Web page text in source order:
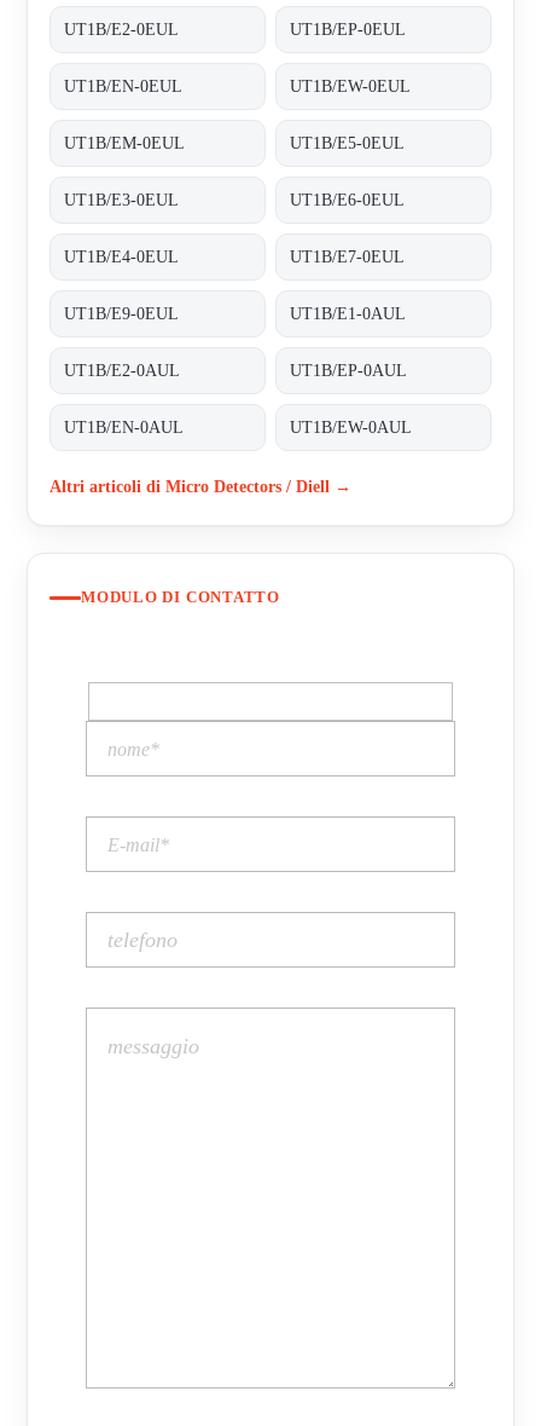
UT1B/E2-0EUL UT1B/EP-0EUL
UT1B/EN-0EUL UT1B/EW-0EUL
UT1B/EM-0EUL UT1B/E5-0EUL
UT1B/E3-0EUL UT1B/E6-0EUL
UT1B/E4-0EUL UT1B/E7-0EUL
UT1B/E9-0EUL UT1B/E1-0AUL
UT1B/E2-0AUL UT1B/EP-0AUL
UT1B/EN-0AUL UT1B/EW-0AUL
Altri articoli di Micro Detectors / Diell →
MODULO DI CONTATTO